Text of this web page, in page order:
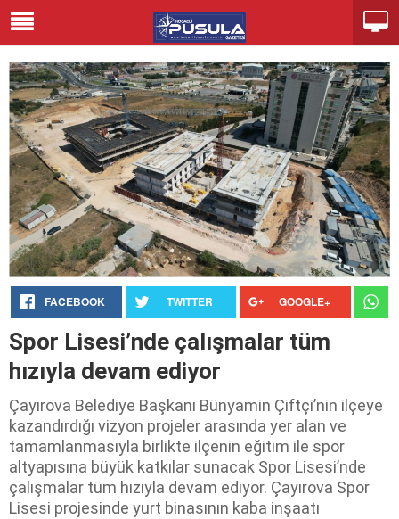
FACEBOOK TWITTER GOOGLE+
Spor Lisesi’nde çalışmalar tüm
hızıyla devam ediyor
Çayırova Belediye Başkanı Bünyamin Çiftçi’nin ilçeye
kazandırdığı vizyon projeler arasında yer alan ve
tamamlanmasıyla birlikte ilçenin eğitim ile spor
altyapısına büyük katkılar sunacak Spor Lisesi’nde
çalışmalar tüm hızıyla devam ediyor. Çayırova Spor
Lisesi projesinde yurt binasının kaba inşaatı